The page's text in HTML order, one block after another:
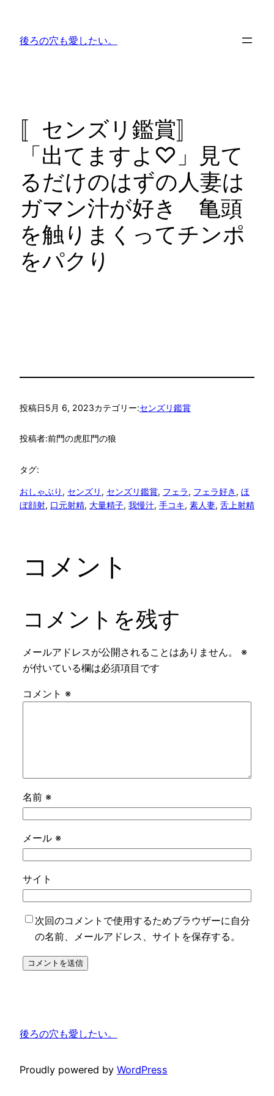
後ろの穴も愛したい。
〚センズリ鑑賞〛
「出てますよ♡」見て
るだけのはずの人妻は
ガマン汁が好き 亀頭
を触りまくってチンポ
をパクり
投稿日5月 6, 2023カテゴリー:センズリ鑑賞
投稿者:前門の虎肛門の狼
タグ:
おしゃぶり , センズリ , センズリ鑑賞, フェラ, フェラ好き , ほ
ぼ顔射, 口元射精, 大量精子, 我慢汁, 手コキ, 素人妻, 舌上射精
コメント
コメントを残す
メールアドレスが公開されることはありません。
※
が付いている欄は必須項目です
コメント ※
名前 ※
メール ※
サイト
次回のコメントで使用するためブラウザーに自分
の名前、メールアドレス、サイトを保存する。
後ろの穴も愛したい。
Proudly powered by WordPress